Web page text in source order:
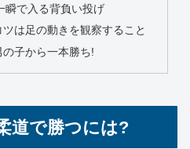
瞬で入る背負い投げ
は足の動きを観察すること
子から一本勝ち!
道で勝つには?